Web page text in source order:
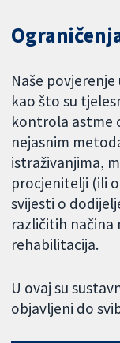
Naše
kao što su
kontrola astme
nejasnim
istraživanjima,
procjenitelji (ili
svijesti o
različitih načina
rehabilitacija.
U ovaj su
objavljeni do